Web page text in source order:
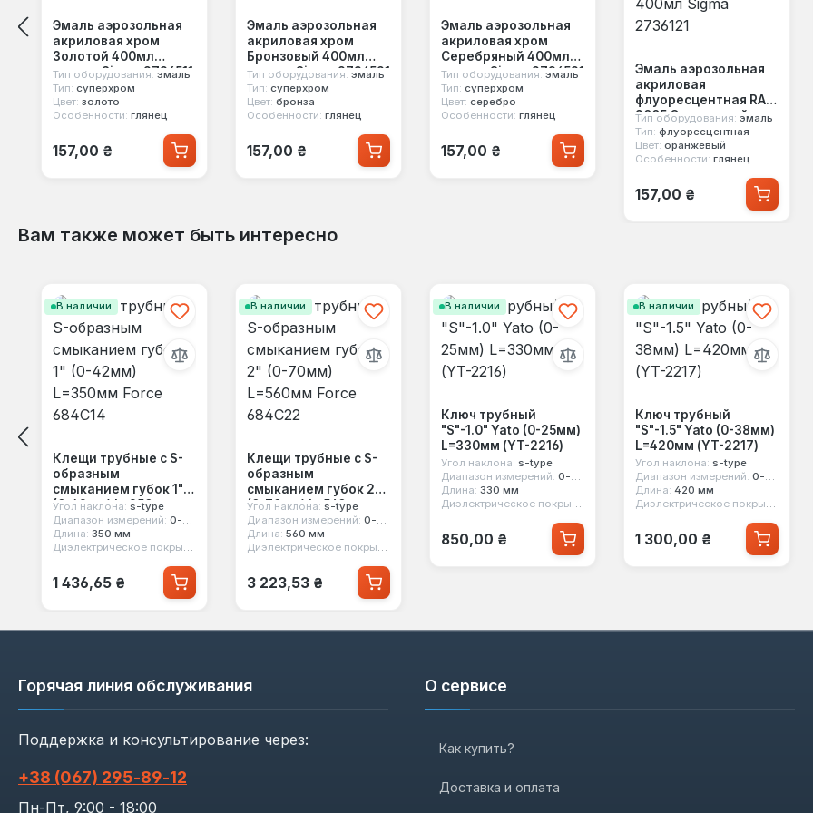
Эмаль аэрозольная
акриловая хром
Золотой 400мл
глянец Sigma 2736511
Тип оборудования: эмаль
Тип: суперхром
Цвет: золото
Особенности: глянец
Обычная цена:
157,00 ₴
Эмаль аэрозольная
акриловая хром
Бронзовый 400мл
глянец Sigma 2736521
Тип оборудования: эмаль
Тип: суперхром
Цвет: бронза
Особенности: глянец
Обычная цена:
157,00 ₴
Эмаль аэрозольная
акриловая хром
Серебряный 400мл
глянец Sigma 2736531
Тип оборудования: эмаль
Тип: суперхром
Цвет: серебро
Особенности: глянец
Обычная цена:
157,00 ₴
Эмаль аэрозольная
акриловая
флуоресцентная RAL
2005 Оранжевый
глянец 400мл Sigma
2736121
Тип оборудования: эмаль
Тип: флуоресцентная
Цвет: оранжевый
Особенности: глянец
Обычная цена:
157,00 ₴
Вам также может быть интересно
В наличии
Клещи трубные с S-
образным
смыканием губок 1"
(0-42мм) L=350мм
Force 684C14
Угол наклона: s-type
Диапазон измерений: 0-42 мм
Длина: 350 мм
Диэлектрическое покрытие:
Обычная цена:
1 436,65 ₴
В наличии
Клещи трубные с S-
образным
смыканием губок 2"
(0-70мм) L=560мм
Force 684C22
Угол наклона: s-type
Диапазон измерений: 0-70 мм
Длина: 560 мм
Диэлектрическое покрытие:
Обычная цена:
3 223,53 ₴
В наличии
Ключ трубный
"S"-1.0" Yato (0-25мм)
L=330мм (YT-2216)
Угол наклона: s-type
Диапазон измерений: 0-25 мм
Длина: 330 мм
Диэлектрическое покрытие:
Обычная цена:
850,00 ₴
В наличии
Ключ трубный
"S"-1.5" Yato (0-38мм)
L=420мм (YT-2217)
Угол наклона: s-type
Диапазон измерений: 0-38 мм
Длина: 420 мм
Диэлектрическое покрытие:
Обычная цена:
1 300,00 ₴
Горячая линия обслуживания
Поддержка и консультирование через:
+38 (067) 295‑89‑12
Пн-Пт, 9:00 - 18:00
О сервисе
Как купить?
Доставка и оплата